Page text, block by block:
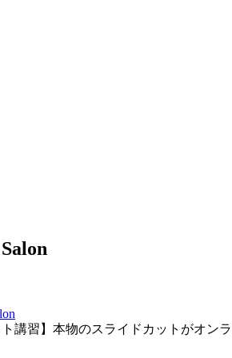
ト講習】本物のスライドカットがオン